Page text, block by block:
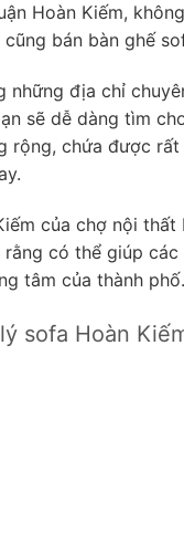
Hoàn Kiếm,
bán bàn ghế
địa chỉ
sẽ dễ dàng tìm
rộng, chứa được
của chợ nội
có thể giúp
tâm của thành phố.
sofa Hoàn